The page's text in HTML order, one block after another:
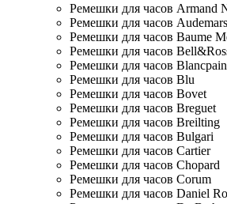
Ремешки для часов Armand
Ремешки для часов
Ремешки для часов Baume
Ремешки для часов
Ремешки для часов Blancpain
Ремешки для часов Blu
Ремешки для часов Bovet
Ремешки для часов Breguet
Ремешки для часов Breilting
Ремешки для часов Bulgari
Ремешки для часов Cartier
Ремешки для часов Chopard
Ремешки для часов Corum
Ремешки для часов Daniel